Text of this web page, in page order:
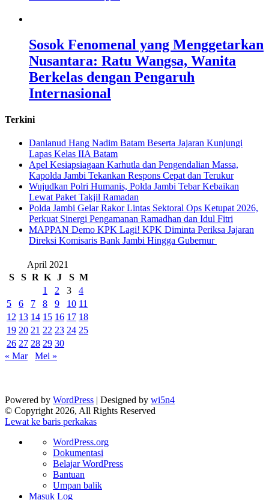
Sosok Fenomenal yang Menggetarkan
Nusantara: Ratu Wangsa, Wanita
Berkelas dengan Pengaruh
Internasional
Terkini
Danlanud Hang Nadim Batam Beserta Jajaran Kunjungi
Lapas Kelas IIA Batam
Apel Kesiapsiagaan Karhutla dan Pengendalian Massa,
Kapolda Jambi Tekankan Respons Cepat dan Terukur
Wujudkan Polri Humanis, Polda Jambi Tebar Kebaikan
Lewat Paket Takjil Ramadan
Polda Jambi Gelar Rakor Lintas Sektoral Ops Ketupat 2026,
Perkuat Sinergi Pengamanan Ramadhan dan Idul Fitri
‎MAPPAN Demo KPK Lagi! KPK Diminta Periksa Jajaran
Direksi Komisaris Bank Jambi Hingga Gubernur ‎
April 2021
S
S R K J S M
1
2 3
4
5
6 7 8 9 10 11
12 13 14 15 16 17 18
19 20 21 22 23 24 25
26 27 28 29 30
« Mar
Mei »
Powered by WordPress | Designed by wi5n4
© Copyright 2026, All Rights Reserved
Lewat ke baris perkakas
Tentang
WordPress
WordPress.org
Dokumentasi
Belajar WordPress
Bantuan
Umpan balik
Masuk Log